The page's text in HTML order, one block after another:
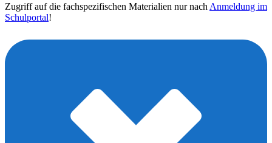
Zugriff auf die fachspezifischen Materialien nur nach Anmeldung im
Schulportal!